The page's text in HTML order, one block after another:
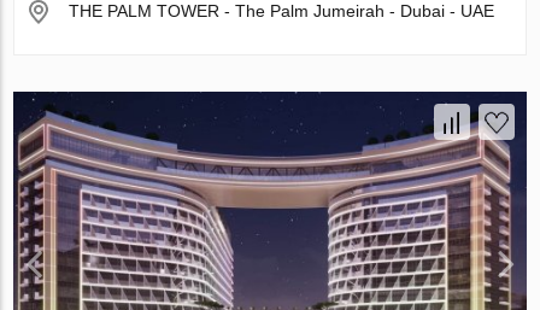
THE PALM TOWER - The Palm Jumeirah - Dubai - UAE